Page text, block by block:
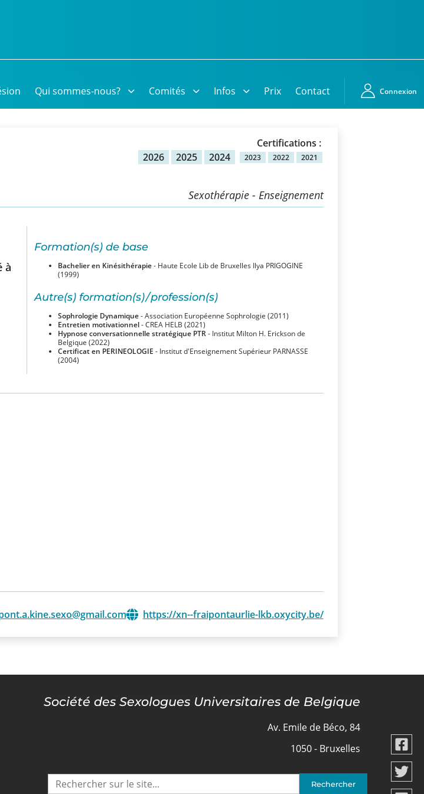
Qui sommes-nous? Comités Infos Prix Contact Connexion
Certifications :
2026
2025 2024 2023 2022 2021
Sexothérapie - Enseignement
à
Formation(s) de base
Bachelier en Kinésithérapie- Haute Ecole Lib de Bruxelles Ilya PRIGOGINE
(1999)
Autre(s) formation(s) / profession(s)
Sophrologie Dynamique- Association Européenne Sophrologie (2011)
Entretien motivationnel- CREA HELB (2021)
Hypnose conversationnelle stratégique PTR- Institut Milton H. Erickson de
Belgique (2022)
Certificat en PERINEOLOGIE - Institut d'Enseignement Supérieur PARNASSE
(2004)
https://xn--fraipontaurlie-lkb.oxycity.be/
Société des Sexologues Universitaires de Belgique
Av. Emile de Béco, 84
1050 - Bruxelles